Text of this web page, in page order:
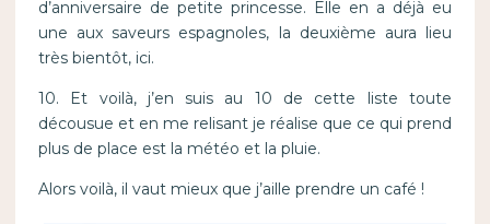
d’anniversaire de petite princesse. Elle en a déjà eu
une aux saveurs espagnoles, la deuxième aura lieu
très bientôt, ici.
10. Et voilà, j’en suis au 10 de cette liste toute
décousue et en me relisant je réalise que ce qui prend
plus de place est la météo et la pluie.
Alors voilà, il vaut mieux que j’aille prendre un café !